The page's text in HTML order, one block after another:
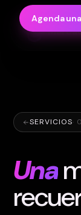
Agenda
SERVICIOS·
Una